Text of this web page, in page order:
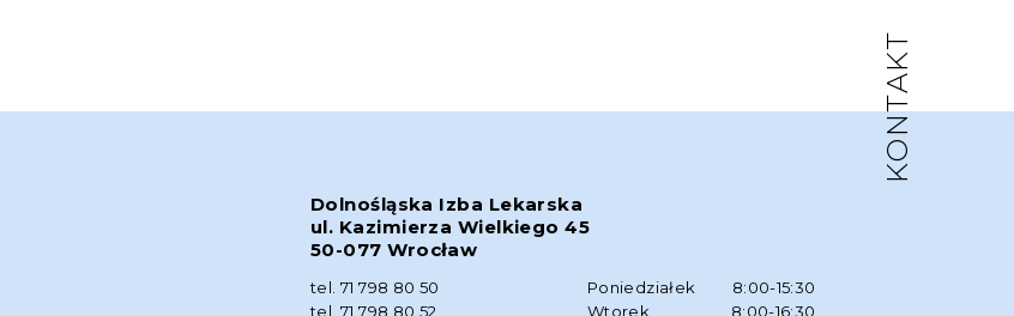
KONTAKT
Dolnośląska Izba Lekarska
ul. Kazimierza Wielkiego 45
50-077 Wrocław
tel. 71 798 80 50
tel. 71 798 80 52
Poniedziałek
8:00-15:30
Wtorek
8:00-16:30